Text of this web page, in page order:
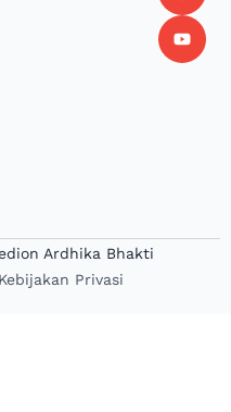
Ardhika Bhakti
Kebijakan Privasi